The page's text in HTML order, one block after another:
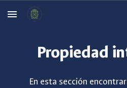
Skip to main content
Propiedad
En esta sección